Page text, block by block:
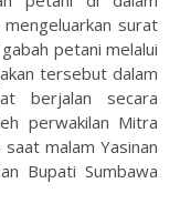
surat
petani melalui
tersebut dalam
berjalan secara
perwakilan Mitra
malam Yasinan
Bupati Sumbawa